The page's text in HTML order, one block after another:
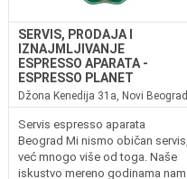
SERVIS, PRODAJA I
IZNAJMLJIVANJE
ESPRESSO APARATA -
ESPRESSO PLANET
Džona Kenedija 31a, Novi Beograd
Servis espresso aparata
Beograd Mi nismo običan servis,
već mnogo više od toga. Naše
iskustvo mereno godinama nam